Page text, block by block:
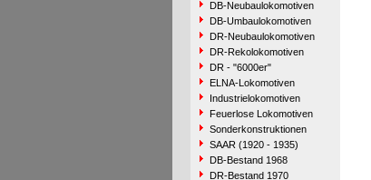
DB-Neubaulokomotiven
DB-Umbaulokomotiven
DR-Neubaulokomotiven
DR-Rekolokomotiven
DR - "6000er"
ELNA-Lokomotiven
Industrielokomotiven
Feuerlose Lokomotiven
Sonderkonstruktionen
SAAR (1920 - 1935)
DB-Bestand 1968
DR-Bestand 1970